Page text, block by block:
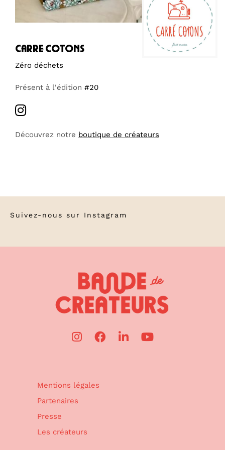
carre cotons
Zéro déchets
Présent à l'édition #20
Découvrez notre boutique de créateurs
Suivez-nous sur Instagram
Mentions légales
Partenaires
Presse
Les créateurs